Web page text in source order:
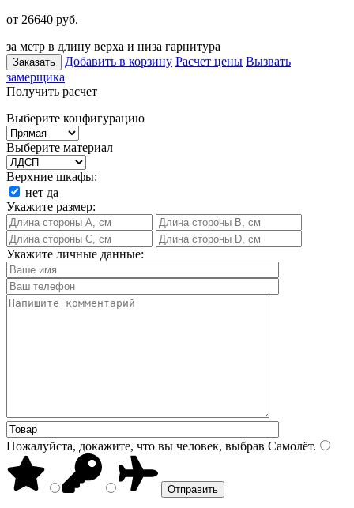
от 26640 руб.
за метр в длину верха и низа гарнитура
Заказать Добавить в корзину Расчет цены Вызвать
замерщика
Получить расчет
Выберите конфигурацию
Выберите материал
Верхние шкафы:
нет да
Укажите размер:
Укажите личные данные:
Пожалуйста, докажите, что вы человек, выбрав Самолёт.